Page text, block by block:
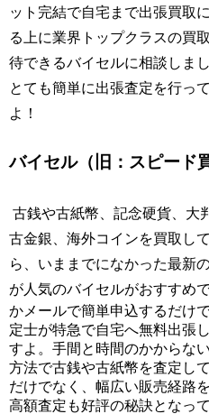
ット完結で自宅まで出張買取
る上に業界トップクラスの買
待できるバイセルに相談しまし
とても簡単に出張査定を行っ
よ！
バイセル（旧：スピード
古銭や古紙幣、記念硬貨、大
古金銀、海外コインを買取し
ら、いままでになかった最新
が人気のバイセルがおすすめで
かメールで簡単申込するだけ
定士が特急で自宅へ無料出張
すよ。手間と時間のかからな
方法で古銭や古紙幣を査定し
だけでなく、幅広い販売経路
高額査定も好評の秘訣となって